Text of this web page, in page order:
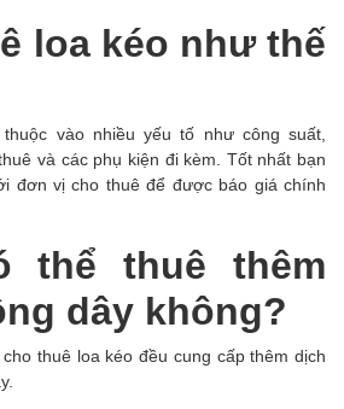
loa kéo như thế
vào nhiều yếu tố như công suất,
và các phụ kiện đi kèm. Tốt nhất bạn
đơn vị cho thuê để được báo giá chính
thể thuê thêm
dây không?
thuê loa kéo đều cung cấp thêm dịch